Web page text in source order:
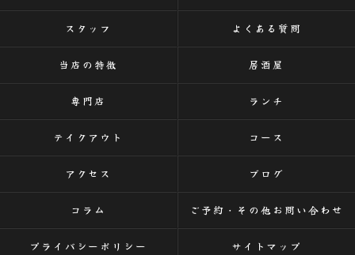
スタッフ よくある質問
当店の特徴 居酒屋
専門店 ランチ
テイクアウト コース
アクセス ブログ
コラム ご予約・その他お問い合わせ
プライバシーポリシー サイトマップ